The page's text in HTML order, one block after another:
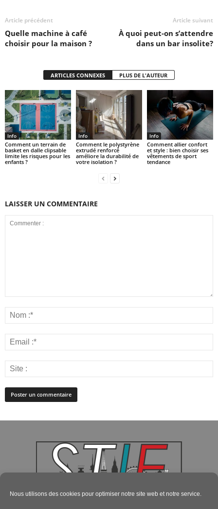
Nous utilisons des cookies pour optimiser notre site web et notre service.
Article précédent
Quelle machine à café
choisir pour la maison ?
Article suivant
À quoi peut-on s’attendre
dans un bar insolite?
ARTICLES CONNEXES PLUS DE L'AUTEUR
Info
Comment un terrain de
basket en dalle clipsable
limite les risques pour les
enfants ?
Info
Comment le polystyrène
extrudé renforcé
améliore la durabilité de
votre isolation ?
Info
Comment allier confort
et style : bien choisir ses
vêtements de sport
tendance
LAISSER UN COMMENTAIRE